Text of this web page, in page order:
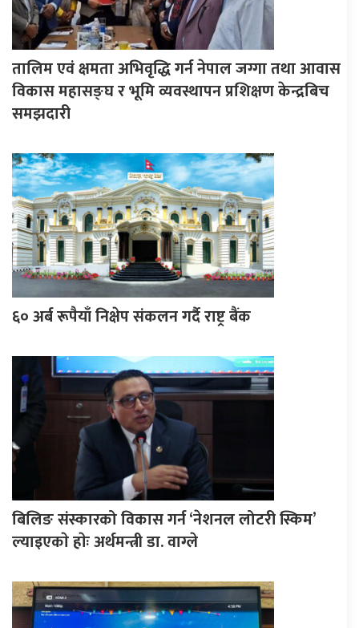
तालिम एवं क्षमता अभिवृद्धि गर्न नेपाल जग्गा तथा आवास
विकास महासङ्घ र भूमि व्यवस्थापन प्रशिक्षण केन्द्रबिच
समझदारी
६० अर्ब रूपैयाँ निक्षेप संकलन गर्दै राष्ट्र बैंक
बिलिङ संस्कारको विकास गर्न ‘नेशनल लोटरी स्किम’
ल्याइएकाे हाेः अर्थमन्त्री डा. वाग्ले